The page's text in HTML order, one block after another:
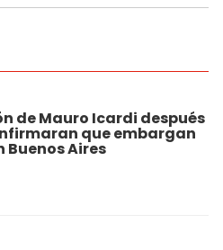
de Mauro Icardi después
que embargan
Buenos Aires